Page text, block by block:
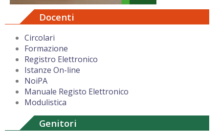
Docenti
Circolari
Formazione
Registro Elettronico
Istanze On-line
NoiPA
Manuale Registo Elettronico
Modulistica
Genitori